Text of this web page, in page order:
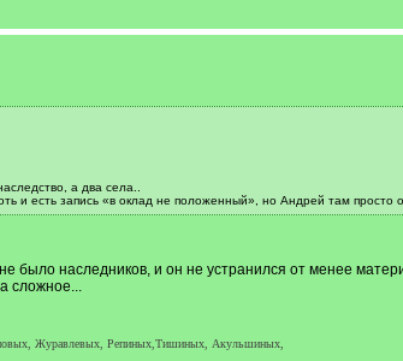
а два села..
и есть запись «в оклад не положенный», но Андрей там просто
наследников, и он не устранился от менее
сложное...
Журавлевых, Репиных,Тишиных, Акульшиных,